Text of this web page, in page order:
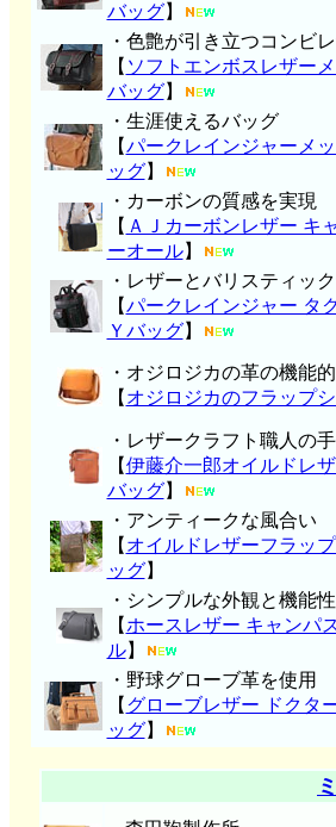
バッグ】
・色艶が引き立つコンビ
【 ソフトエンボスレザー
バッグ】
・生涯使えるバッグ
【パークレインジャーメ
ッグ】
・カーボンの質感を実現
【 ＡＪカーボンレザー キ
ーオール】
・レザーとバリスティッ
【パークレインジャー タ
Ｙバッグ】
・オジロジカの革の機能
【 オジロジカのフラップ
・レザークラフト職人の
【伊藤介一郎オイルドレ
バッグ】
・アンティークな風合い
【 オイルドレザーフラッ
ッグ】
・シンプルな外観と機能性
【 ホースレザー キャンパ
ル】
・野球グローブ革を使用
【 グローブレザー ドクタ
ッグ】